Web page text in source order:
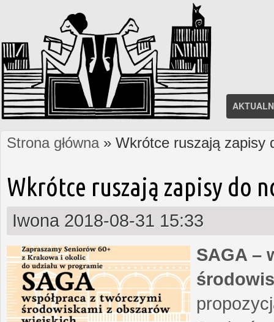
Jesteś tutaj
Strona główna» Wkrótce ruszają zapisy
Wkrótce ruszają zapisy do
Iwona 2018-08-31 15:33
SAGA –